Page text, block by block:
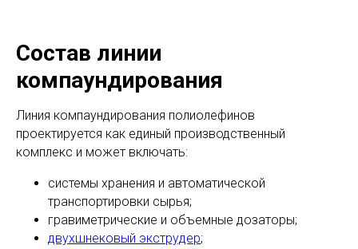
Состав линии
компаундирования
Линия компаундирования полиолефинов
проектируется как единый производственный
комплекс и может включать:
системы хранения и автоматической
транспортировки сырья;
гравиметрические и объемные дозаторы;
двухшнековый экструдер;